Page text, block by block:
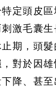
定頭皮
激毛囊
期，頭
對於因
降、甚